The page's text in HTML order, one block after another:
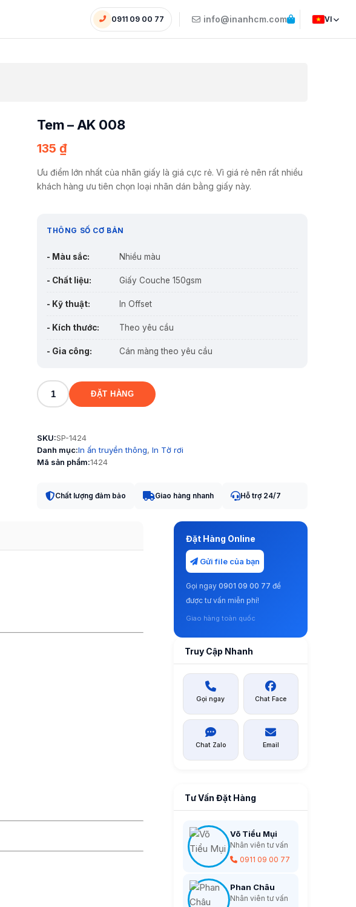
0911 09 00 77 info@inanhcm.com VI
Tem – AK 008
135 ₫
Ưu điểm lớn nhất của nhãn giấy là giá cực rẻ. Vì giá rẻ nên rất nhiều
khách hàng ưu tiên chọn loại nhãn dán bằng giấy này.
THÔNG SỐ CƠ BẢN
- Màu sắc: Nhiều màu
- Chất liệu: Giấy Couche 150gsm
- Kỹ thuật: In Offset
- Kích thước: Theo yêu cầu
- Gia công: Cán màng theo yêu cầu
Tem
008
số
ĐẶT HÀNG
SKU:SP-1424
Danh mục:In ấn truyền thông, In Tờ rơi
Mã sản phẩm:1424
Chất lượng đảm bảo Giao hàng nhanh Hỗ trợ 24/7
Đặt Hàng Online
Gửi file của bạn
Gọi ngay 0901 09 00 77 để
được tư vấn miễn phí!
Giao hàng toàn quốc
Truy Cập Nhanh
Gọi ngay Chat Face
Chat Zalo Email
Tư Vấn Đặt Hàng
Võ Tiểu Mụi
Nhân viên tư vấn
0911 09 00 77
Phan Châu
Nhân viên tư vấn